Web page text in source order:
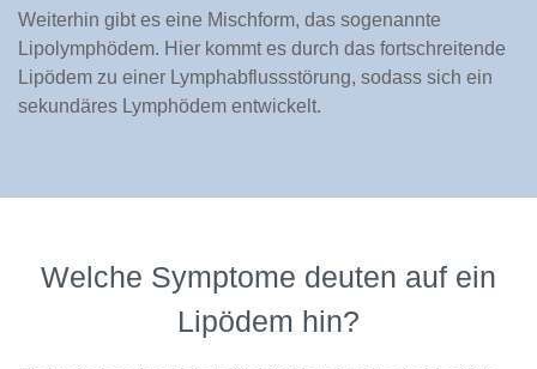
Weiterhin gibt es eine Mischform, das sogenannte
Lipolymphödem. Hier kommt es durch das fortschreitende
Lipödem zu einer Lymphabflussstörung, sodass sich ein
sekundäres Lymphödem entwickelt.
Welche Symptome deuten auf ein
Lipödem hin?